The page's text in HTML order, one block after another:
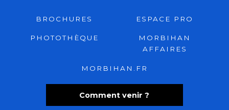
Comment venir ?
BROCHURES ESPACE PRO
PHOTOTHÈQUE
MORBIHAN
AFFAIRES
MORBIHAN.FR